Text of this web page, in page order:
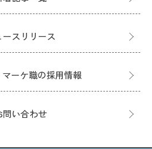
ースリリース
マーケ職の採用情報
問い合わせ